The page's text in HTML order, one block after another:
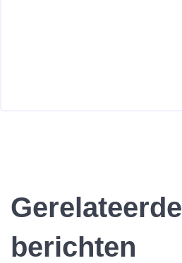
Gerelateerde
berichten